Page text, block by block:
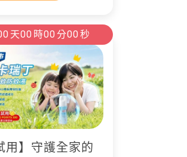
天00 時00 分00 秒
用】守護全家的